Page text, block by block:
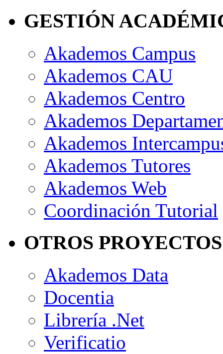
GESTIÓN
Akademos Campus
Akademos CAU
Akademos Centro
Akademos
Akademos
Akademos Tutores
Akademos Web
Coordinación Tutorial
OTROS PROYECTOS
Akademos Data
Docentia
Librería .Net
Verificatio